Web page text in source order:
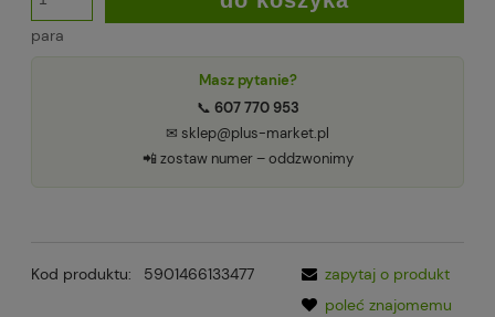
para
Masz pytanie?
📞 607 770 953
✉ sklep@plus-market.pl
📲 zostaw numer – oddzwonimy
Kod produktu: 5901466133477
zapytaj o produkt
poleć znajomemu